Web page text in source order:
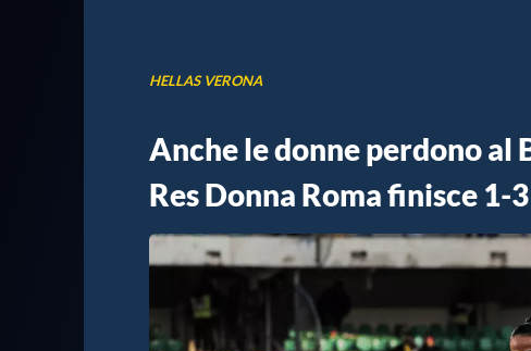
HELLAS VERONA
Anche le donne perdono al
Res Donna Roma finisce 1-3